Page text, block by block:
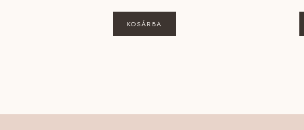
KOSÁRBA